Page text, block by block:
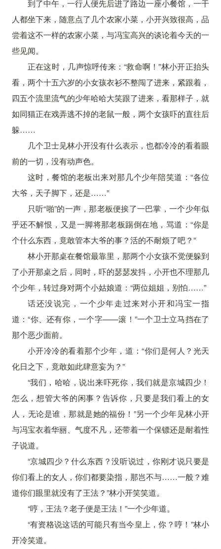
到了中午，一行人便先后进了路边一座小餐馆，一干
人都坐下来，随意点了几个农家小菜，小开兴致很高，品
尝着这不一样的农家小菜，与冯宝高兴的谈论着今天的一
些见闻。
正在这时，几声惊呼传来：“救命啊！”林小开正抬头
看，两个十五六岁的小女孩衣衫不整闯了进来，紧跟着，
四五个流里流气的少年哈哈大笑跟了进来，看那样子，就
如同猫正在戏弄逃不掉的老鼠一般，两个女孩吓的直往后
躲……
几个卫士见林小开没有什么表示，也都冷冷的看着眼
前的一切，没有动声色。
这时，餐馆的老板出来对那几个少年陪笑道：“各位
大爷，天子脚下，还是……”
只听“啪”的一声，那老板便挨了一巴掌，一个少年似
乎还不解恨，又是一脚将那老板踢倒在地，骂道：“你是
个什么东西，竟敢管本大爷的事？活的不耐烦了吧？”
林小开那桌在餐馆最靠里，那两个小女孩不觉便躲到
了小开那桌之后，同时，吓的瑟瑟发抖，小开也不理那几
个少年，转过身对两个小姑娘道：“两位姐姐，别怕……”
话还没说完，一个少年走过来对小开和冯宝一指
道：“你、还有你，一个字——滚！”一个卫士立马挡在了
那个恶少面前。
小开冷冷的看着那个少年，道：“你们是何人？光天
化日之下，竟敢如此肆意妄为？”
“我们，哈哈，说出来吓死你，我们就是京城四少！
怎么，想管大爷的闲事？告诉你，只要是我们看上的女
人，无论是谁，那就是她的福份！”另一个少年见林小开
与冯宝衣着华丽、气度不凡，还带着一个保镖还是耐着性
子说道。
“京城四少？什么东西？没听说过，你刚才说只要是
你们看上的女人，你们都要染指，那岂不与……一般？难
道你们眼里就没有了王法？”林小开笑笑道。
“哼，王法？老子便是王法！”一个少年道。
“有资格说这话的可能只有当今皇上，你？哼！”林小
开冷笑道。